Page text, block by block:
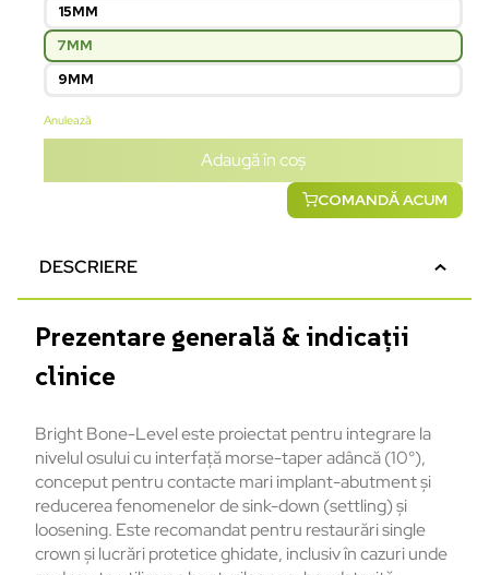
15MM
7MM
9MM
Anulează
Adaugă în coș
COMANDĂ ACUM
DESCRIERE
Prezentare generală & indicații
clinice
Bright Bone-Level este proiectat pentru integrare la
nivelul osului cu interfață morse-taper adâncă (10°),
conceput pentru contacte mari implant-abutment și
reducerea fenomenelor de sink-down (settling) și
loosening. Este recomandat pentru restaurări single
crown și lucrări protetice ghidate, inclusiv în cazuri unde